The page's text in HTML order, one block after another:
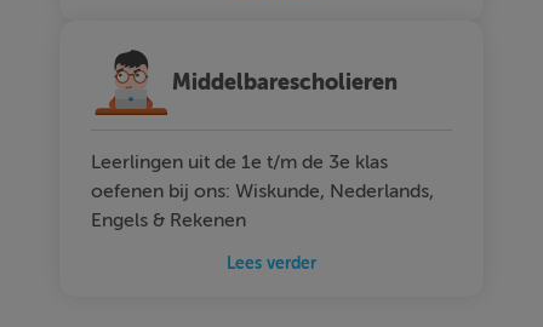
Middelbarescholieren
Leerlingen uit de 1e t/m de 3e klas
oefenen bij ons: Wiskunde, Nederlands,
Engels & Rekenen
Lees verder